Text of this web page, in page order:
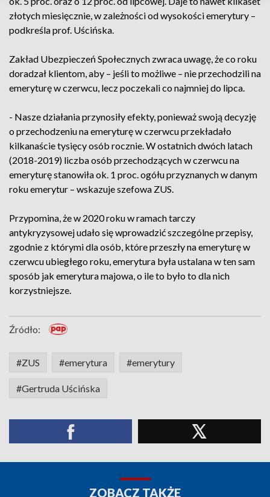
złotych miesięcznie, w zależności od wysokości emerytury –
podkreśla prof. Uścińska.
Zakład Ubezpieczeń Społecznych zwraca uwagę, że co roku
doradzał klientom, aby – jeśli to możliwe – nie przechodzili na
emeryturę w czerwcu, lecz poczekali co najmniej do lipca.
- Nasze działania przynosiły efekty, ponieważ swoją decyzję
o przechodzeniu na emeryturę w czerwcu przekładało
kilkanaście tysięcy osób rocznie. W ostatnich dwóch latach
(2018-2019) liczba osób przechodzących w czerwcu na
emeryturę stanowiła ok. 1 proc. ogółu przyznanych w danym
roku emerytur – wskazuje szefowa ZUS.
Przypomina, że w 2020 roku w ramach tarczy
antykryzysowej udało się wprowadzić szczególne przepisy,
zgodnie z którymi dla osób, które przeszły na emeryturę w
czerwcu ubiegłego roku, emerytura była ustalana w ten sam
sposób jak emerytura majowa, o ile to było to dla nich
korzystniejsze.
Źródło:
#ZUS #emerytura #emerytury
#Gertruda Uścińska
ZOBACZ TAKŻE